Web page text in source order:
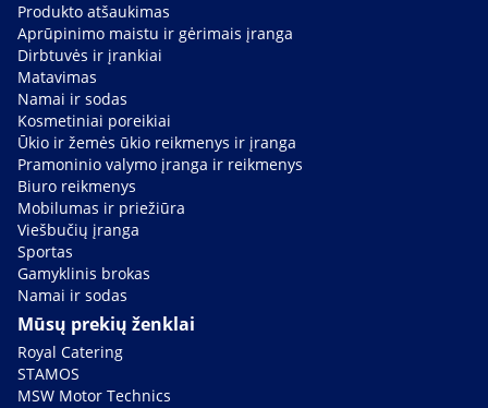
Produkto atšaukimas
Aprūpinimo maistu ir gėrimais įranga
Dirbtuvės ir įrankiai
Matavimas
Namai ir sodas
Kosmetiniai poreikiai
Ūkio ir žemės ūkio reikmenys ir įranga
Pramoninio valymo įranga ir reikmenys
Biuro reikmenys
Mobilumas ir priežiūra
Viešbučių įranga
Sportas
Gamyklinis brokas
Namai ir sodas
Mūsų prekių ženklai
Royal Catering
STAMOS
MSW Motor Technics